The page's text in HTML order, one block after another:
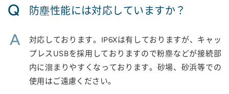
Q 防塵性能には対応していますか？
A
対応しております。IP6Xは有しておりますが、キャッ
プレスUSBを採用しておりますので粉塵などが接続部
内に溜まりやすくなっております。砂場、砂浜等での
使用はご遠慮ください。